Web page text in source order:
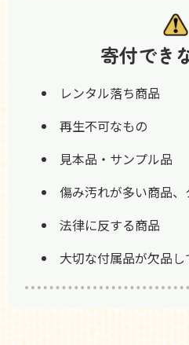
寄付でき
レンタル落ち商品
再生不可なもの
見本品・サンプル品
傷み汚れが多い商品
法律に反する商品
大切な付属品が欠品し